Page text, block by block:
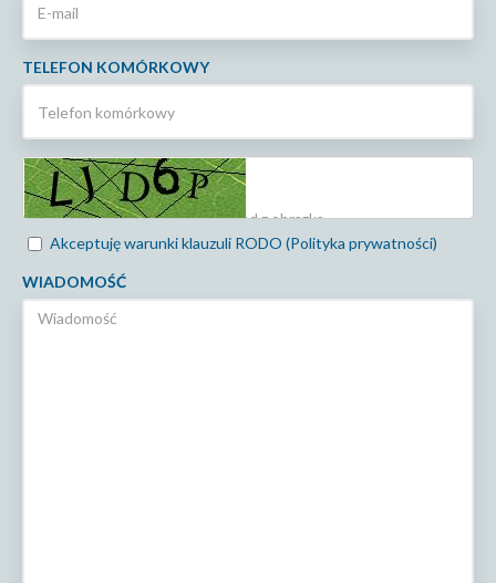
TELEFON KOMÓRKOWY
Akceptuję warunki klauzuli RODO (Polityka prywatności)
WIADOMOŚĆ